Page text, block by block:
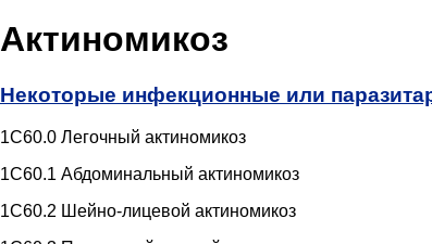
Актиномикоз
Некоторые инфекционные или
1C60.0 Легочный актиномикоз
1C60.1 Абдоминальный актиномикоз
1C60.2 Шейно-лицевой актиномикоз